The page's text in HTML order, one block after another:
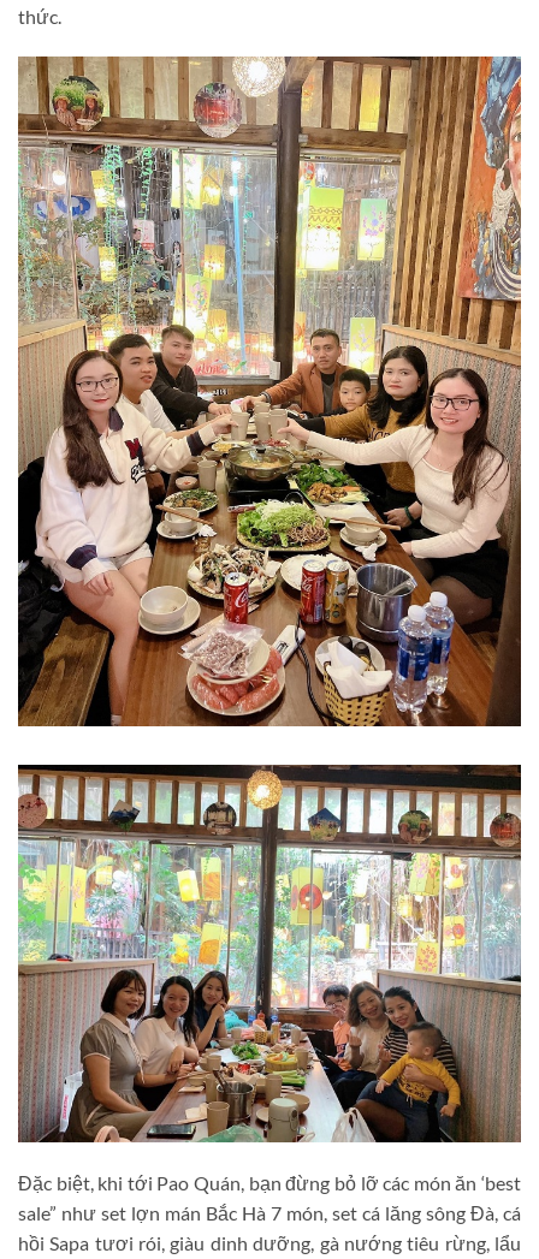
thức.
Đặc biệt, khi tới Pao Quán, bạn đừng bỏ lỡ các món ăn ‘best
sale” như set lợn mán Bắc Hà 7 món, set cá lăng sông Đà, cá
hồi Sapa tươi rói, giàu dinh dưỡng, gà nướng tiêu rừng, lẩu